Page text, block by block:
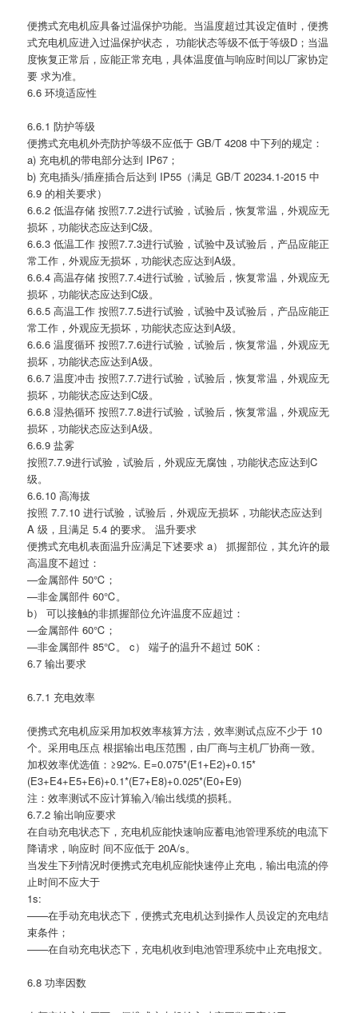
便携式充电机应具备过温保护功能。当温度超过其设定值时，便携
式充电机应进入过温保护状态， 功能状态等级不低于等级D；当温
度恢复正常后，应能正常充电，具体温度值与响应时间以厂家协定
要 求为准。
6.6 环境适应性
6.6.1 防护等级
便携式充电机外壳防护等级不应低于 GB/T 4208 中下列的规定：
a) 充电机的带电部分达到 IP67；
b) 充电插头/插座插合后达到 IP55（满足 GB/T 20234.1-2015 中
6.9 的相关要求）
6.6.2 低温存储 按照7.7.2进行试验，试验后，恢复常温，外观应无
损坏，功能状态应达到C级。
6.6.3 低温工作 按照7.7.3进行试验，试验中及试验后，产品应能正
常工作，外观应无损坏，功能状态应达到A级。
6.6.4 高温存储 按照7.7.4进行试验，试验后，恢复常温，外观应无
损坏，功能状态应达到C级。
6.6.5 高温工作 按照7.7.5进行试验，试验中及试验后，产品应能正
常工作，外观应无损坏，功能状态应达到A级。
6.6.6 温度循环 按照7.7.6进行试验，试验后，恢复常温，外观应无
损坏，功能状态应达到A级。
6.6.7 温度冲击 按照7.7.7进行试验，试验后，恢复常温，外观应无
损坏，功能状态应达到C级。
6.6.8 湿热循环 按照7.7.8进行试验，试验后，恢复常温，外观应无
损坏，功能状态应达到A级。
6.6.9 盐雾
按照7.7.9进行试验，试验后，外观应无腐蚀，功能状态应达到C
级。
6.6.10 高海拔
按照 7.7.10 进行试验，试验后，外观应无损坏，功能状态应达到
A 级，且满足 5.4 的要求。 温升要求
便携式充电机表面温升应满足下述要求 a） 抓握部位，其允许的最
高温度不超过：
—金属部件 50℃；
—非金属部件 60℃。
b） 可以接触的非抓握部位允许温度不应超过：
—金属部件 60℃；
—非金属部件 85℃。 c） 端子的温升不超过 50K：
6.7 输出要求
6.7.1 充电效率
便携式充电机应采用加权效率核算方法，效率测试点应不少于 10
个。采用电压点 根据输出电压范围，由厂商与主机厂协商一致。
加权效率优选值：≥92%. E=0.075*(E1+E2)+0.15*
(E3+E4+E5+E6)+0.1*(E7+E8)+0.025*(E0+E9)
注：效率测试不应计算输入/输出线缆的损耗。
6.7.2 输出响应要求
在自动充电状态下，充电机应能快速响应蓄电池管理系统的电流下
降请求，响应时 间不应低于 20A/s。
当发生下列情况时便携式充电机应能快速停止充电，输出电流的停
止时间不应大于
1s:
——在手动充电状态下，便携式充电机达到操作人员设定的充电结
束条件；
——在自动充电状态下，充电机收到电池管理系统中止充电报文。
6.8 功率因数